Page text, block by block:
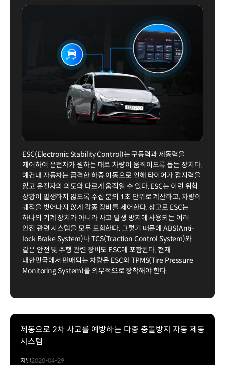
ESC(Electronic Stability Control)는 구동력과 제동력을
제어하여 운전자가 원하는 대로 차량이 움직이도록 돕는 장치다.
예컨대 자동차는 급격한 하중 이동으로 인해 타이어가 접지력을
잃고 운전자의 의도와 다르게 움직일 수 있다. ESC는 이런 위험
상황이 발생하지 않도록 수십 분의 1초 단위로 계산하고, 차량이
궤적을 벗어나지 않게 각종 장비를 제어한다. 참고로 ESC는
하나의 기계 장치가 아니라 사고 발생 방지에 사용되는 여러
안전 관련 시스템을 모두 포함한다. 그렇기 때문에 ABS(Anti-
lock Brake System)나 TCS(Traction Control System)와
같은 안전 및 주행 관련 장비도 ESC에 포함된다. 현재
대한민국에서 판매되는 차량은 ESC와 TPMS(Tire Pressure
Monitoring System)를 의무적으로 장착해야 한다.
제동으로 2차 사고를 예방하는 다중 충돌방지 자동 제동
시스템
저널2020-04-29